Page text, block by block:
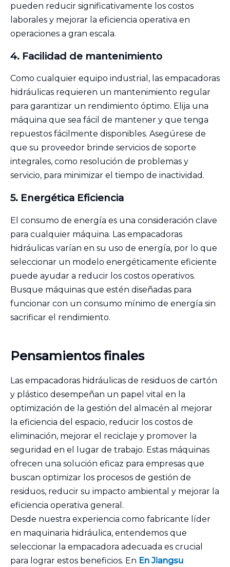
pueden reducir significativamente los costos
laborales y mejorar la eficiencia operativa en
operaciones a gran escala.
4. Facilidad de mantenimiento
Como cualquier equipo industrial, las empacadoras
hidráulicas requieren un mantenimiento regular
para garantizar un rendimiento óptimo. Elija una
máquina que sea fácil de mantener y que tenga
repuestos fácilmente disponibles. Asegúrese de
que su proveedor brinde servicios de soporte
integrales, como resolución de problemas y
servicio, para minimizar el tiempo de inactividad.
5. Energética Eficiencia
El consumo de energía es una consideración clave
para cualquier máquina. Las empacadoras
hidráulicas varían en su uso de energía, por lo que
seleccionar un modelo energéticamente eficiente
puede ayudar a reducir los costos operativos.
Busque máquinas que estén diseñadas para
funcionar con un consumo mínimo de energía sin
sacrificar el rendimiento.
Pensamientos finales
Las empacadoras hidráulicas de residuos de cartón
y plástico desempeñan un papel vital en la
optimización de la gestión del almacén al mejorar
la eficiencia del espacio, reducir los costos de
eliminación, mejorar el reciclaje y promover la
seguridad en el lugar de trabajo. Estas máquinas
ofrecen una solución eficaz para empresas que
buscan optimizar los procesos de gestión de
residuos, reducir su impacto ambiental y mejorar la
eficiencia operativa general.
Desde nuestra experiencia como fabricante líder
en maquinaria hidráulica, entendemos que
seleccionar la empacadora adecuada es crucial
para lograr estos beneficios. En En Jiangsu